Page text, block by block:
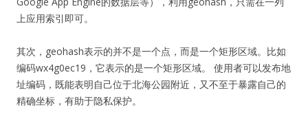
上应用索引即可。
其次，geohash表示的并不是一个点，而是一个矩形区域。比如
编码wx4g0ec19，它表示的是一个矩形区域。 使用者可以发布地
址编码，既能表明自己位于北海公园附近，又不至于暴露自己的
精确坐标，有助于隐私保护。